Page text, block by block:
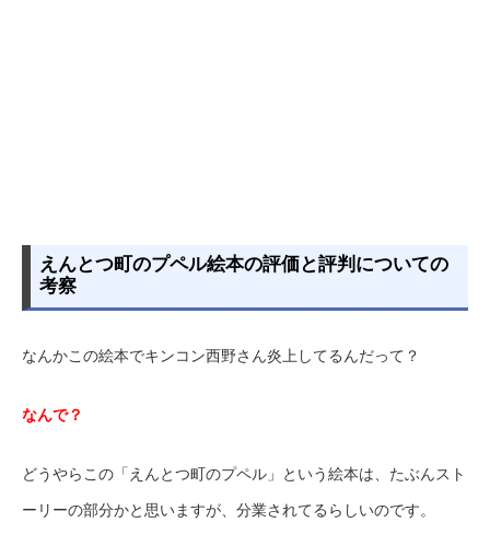
えんとつ町のプペル絵本の評価と評判についての
考察
なんかこの絵本でキンコン西野さん炎上してるんだって？
なんで？
どうやらこの「えんとつ町のプペル」という絵本は、たぶんスト
ーリーの部分かと思いますが、分業されてるらしいのです。